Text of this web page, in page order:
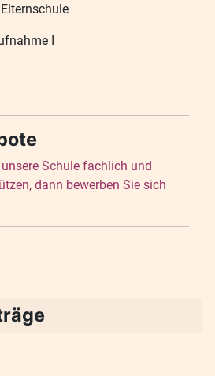
I
Schule fachlich und
dann bewerben Sie sich